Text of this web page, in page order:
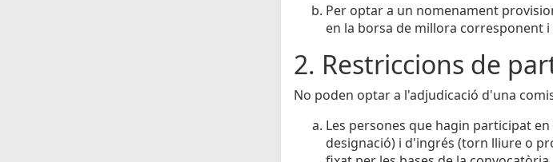
Per optar a un nomenament
en la borsa de millora corresponent
2. Restriccions de
No poden optar a l'adjudicació d'una
Les persones que hagin participat
designació) i d'ingrés (torn lliure o